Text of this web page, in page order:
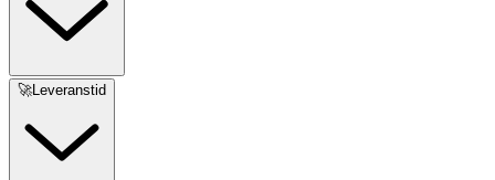
🚀Leveranstid